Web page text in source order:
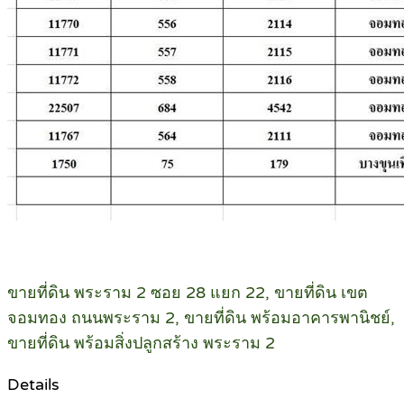
ขายที่ดิน พระราม 2 ซอย 28 แยก 22, ขายที่ดิน เขต
จอมทอง ถนนพระราม 2, ขายที่ดิน พร้อมอาคารพานิชย์,
ขายที่ดิน พร้อมสิ่งปลูกสร้าง พระราม 2
Details